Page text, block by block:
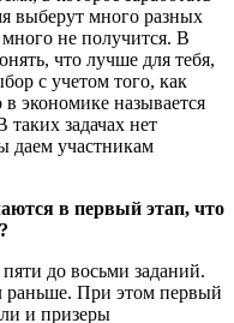
выберут много разных
много не получится. В
что лучше для тебя,
с учетом того, как
экономике называется
таких задачах нет
даем участникам
в первый этап, что
до восьми заданий.
раньше. При этом первый
и призеры